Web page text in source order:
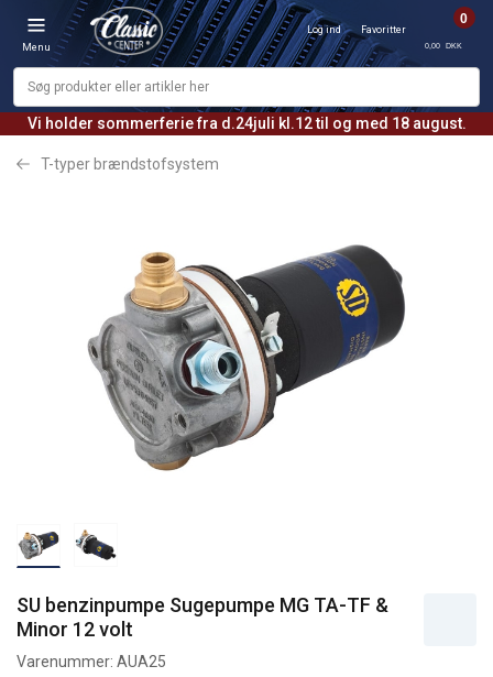
Vi holder sommerferie fra d.24juli kl.12 til og med 18 august.
Menu
Log ind Favoritter
0
0,00 DKK
T-typer brændstofsystem
SU benzinpumpe Sugepumpe MG TA-TF &
Minor 12 volt
Varenummer: AUA25